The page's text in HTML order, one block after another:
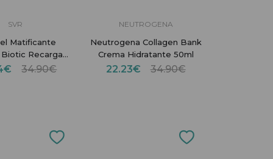
SVR
Matificante
Biotic Recarga
50ml34.90€
NEUTROGENA
Neutrogena Collagen Bank
Crema Hidratante 50ml
22.23€ 34.90€